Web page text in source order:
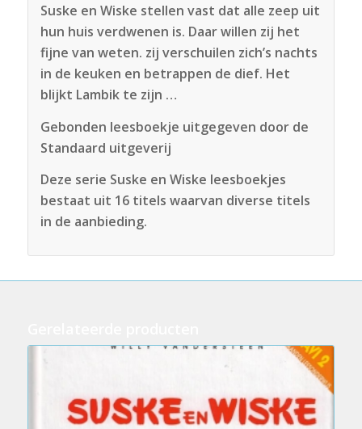
Suske en Wiske stellen vast dat alle zeep uit
hun huis verdwenen is. Daar willen zij het
fijne van weten. zij verschuilen zich’s nachts
in de keuken en betrappen de dief. Het
blijkt Lambik te zijn …
Gebonden leesboekje uitgegeven door de
Standaard uitgeverij
Deze serie Suske en Wiske leesboekjes
bestaat uit 16 titels waarvan diverse titels
in de aanbieding.